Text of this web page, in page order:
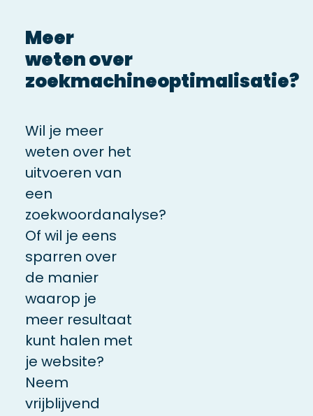
Meer
weten over
zoekmachineoptimalisatie?
Wil je meer
weten over het
uitvoeren van
een
zoekwoordanalyse?
Of wil je eens
sparren over
de manier
waarop je
meer resultaat
kunt halen met
je website?
Neem
vrijblijvend